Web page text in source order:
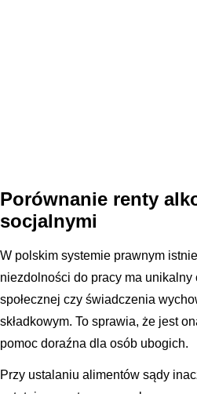
Porównanie renty
socjalnymi
W polskim systemie prawnym
niezdolności do pracy ma unikalny
społecznej czy świadczenia
składkowym. To sprawia, że jest
pomoc doraźna dla osób ubogich.
Przy ustalaniu alimentów sądy